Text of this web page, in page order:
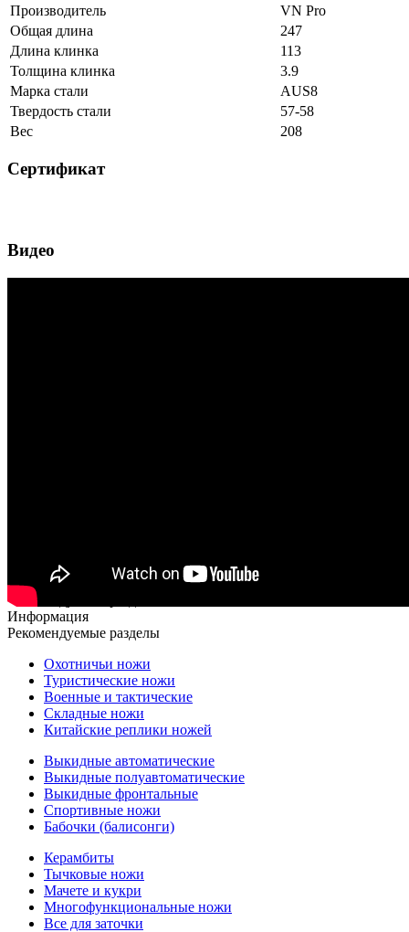
Производитель
VN Pro
Общая длина
247
Длина клинка
113
Толщина клинка
3.9
Марка стали
AUS8
Твердость стали
57-58
Вес
208
Сертификат
Видео
Рекомендуемые разделы
Информация
Рекомендуемые разделы
Охотничьи ножи
Туристические ножи
Военные и тактические
Складные ножи
Китайские реплики ножей
Выкидные автоматические
Выкидные полуавтоматические
Выкидные фронтальные
Спортивные ножи
Бабочки (балисонги)
Керамбиты
Тычковые ножи
Мачете и кукри
Многофункциональные ножи
Все для заточки